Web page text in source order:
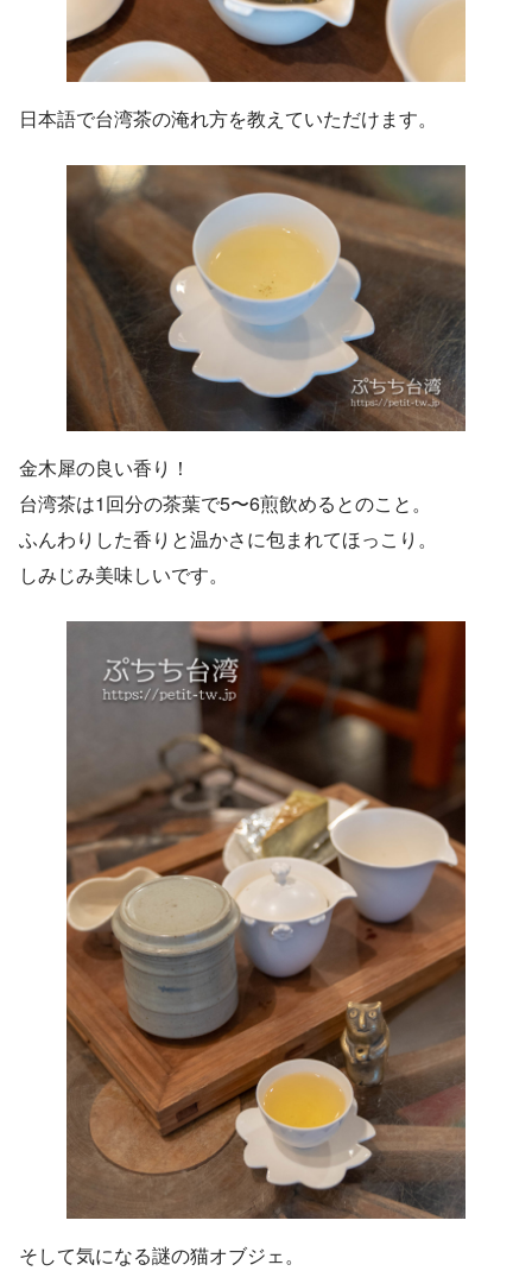
日本語で台湾茶の淹れ方を教えていただけます。
金木犀の良い香り！
台湾茶は1回分の茶葉で5〜6煎飲めるとのこと。
ふんわりした香りと温かさに包まれてほっこり。
しみじみ美味しいです。
そして気になる謎の猫オブジェ。